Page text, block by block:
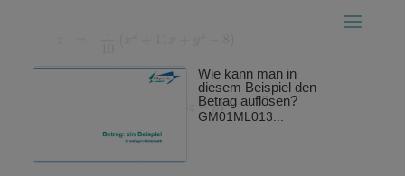
Wie kann man in
diesem Beispiel den
Betrag auflösen?
GM01ML013...